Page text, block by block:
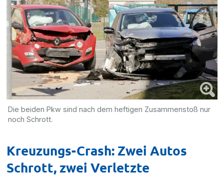
Die beiden Pkw sind nach dem heftigen Zusammenstoß nur
noch Schrott.
Kreuzungs-Crash: Zwei Autos
Schrott, zwei Verletzte